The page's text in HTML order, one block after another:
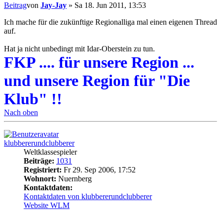
Beitragvon Jay-Jay » Sa 18. Jun 2011, 13:53
Ich mache für die zukünftige Regionalliga mal einen eigenen Thread
auf.
Hat ja nicht unbedingt mit Idar-Oberstein zu tun.
FKP .... für unsere Region ...
und unsere Region für "Die
Klub" !!
Nach oben
klubbererundclubberer
Weltklassespieler
Beiträge: 1031
Registriert: Fr 29. Sep 2006, 17:52
Wohnort: Nuernberg
Kontaktdaten:
Kontaktdaten von klubbererundclubberer
Website WLM